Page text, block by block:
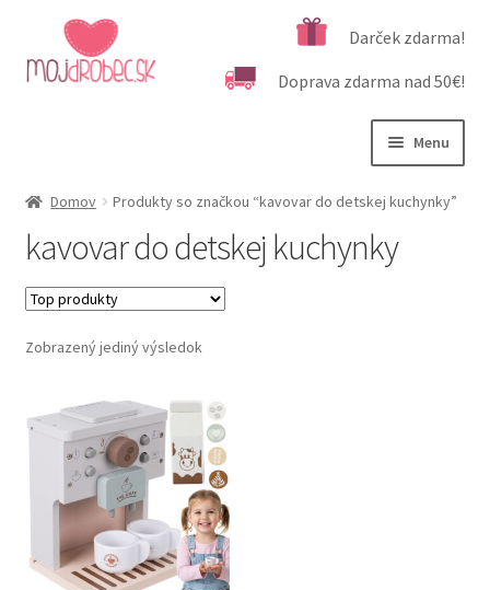
Preskočiť
na
navigáciu
Preskočiť
na
obsah
Darček zdarma!
Doprava zdarma nad 50€!
Menu
Podľa veku
Kategórie produktov
Dôležité informácie
Domov Produkty so značkou “kavovar do detskej kuchynky”
kavovar do detskej kuchynky
Zobrazený jediný výsledok